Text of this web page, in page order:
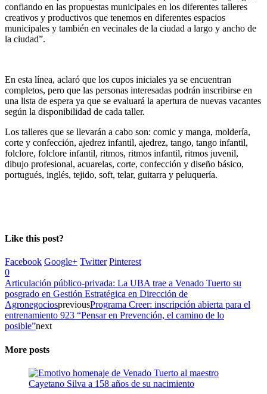
confiando en las propuestas municipales en los diferentes talleres
creativos y productivos que tenemos en diferentes espacios
municipales y también en vecinales de la ciudad a largo y ancho de
la ciudad”.
En esta línea, aclaró que los cupos iniciales ya se encuentran
completos, pero que las personas interesadas podrán inscribirse en
una lista de espera ya que se evaluará la apertura de nuevas vacantes
según la disponibilidad de cada taller.
Los talleres que se llevarán a cabo son: comic y manga, moldería,
corte y confección, ajedrez infantil, ajedrez, tango, tango infantil,
folclore, folclore infantil, ritmos, ritmos infantil, ritmos juvenil,
dibujo profesional, acuarelas, corte, confección y diseño básico,
portugués, inglés, tejido, soft, telar, guitarra y peluquería.
Like this post?
Facebook Google+ Twitter Pinterest
0
Articulación público-privada: La UBA trae a Venado Tuerto su
posgrado en Gestión Estratégica en Dirección de
AgronegociospreviousPrograma Creer: inscripción abierta para el
entrenamiento 923 “Pensar en Prevención, el camino de lo
posible”next
More posts